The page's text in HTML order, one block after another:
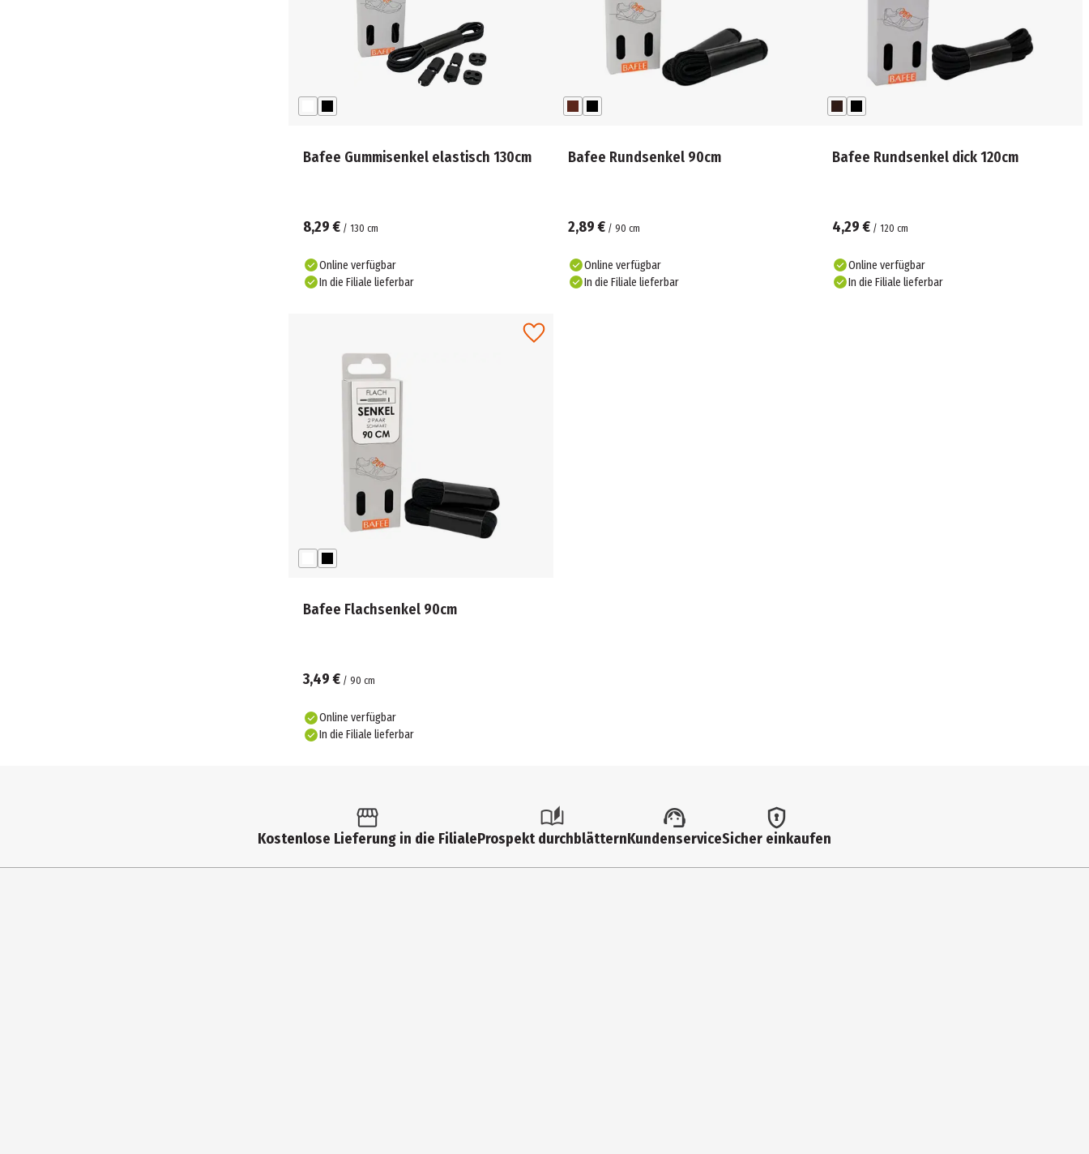
Bafee Gummisenkel elastisch 130cm
8,29 € / 130 cm
Online verfügbar
In die Filiale lieferbar
Bafee Rundsenkel 90cm
2,89 €/ 90 cm
Online verfügbar
In die Filiale lieferbar
Bafee Rundsenkel dick 120cm
4,29 € / 120 cm
Online verfügbar
In die Filiale lieferbar
Bafee Flachsenkel 90cm
3,49 € / 90 cm
Online verfügbar
In die Filiale lieferbar
Kostenlose Lieferung in die FilialeProspekt durchblätternKundenserviceSicher einkaufen